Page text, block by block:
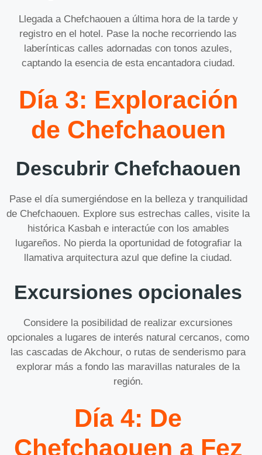
Llegada a Chefchaouen a última hora de la tarde y
registro en el hotel. Pase la noche recorriendo las
laberínticas calles adornadas con tonos azules,
captando la esencia de esta encantadora ciudad.
Día 3: Exploración
de Chefchaouen
Descubrir Chefchaouen
Pase el día sumergiéndose en la belleza y tranquilidad
de Chefchaouen. Explore sus estrechas calles, visite la
histórica Kasbah e interactúe con los amables
lugareños. No pierda la oportunidad de fotografiar la
llamativa arquitectura azul que define la ciudad.
Excursiones opcionales
Considere la posibilidad de realizar excursiones
opcionales a lugares de interés natural cercanos, como
las cascadas de Akchour, o rutas de senderismo para
explorar más a fondo las maravillas naturales de la
región.
Día 4: De
Chefchaouen a Fez